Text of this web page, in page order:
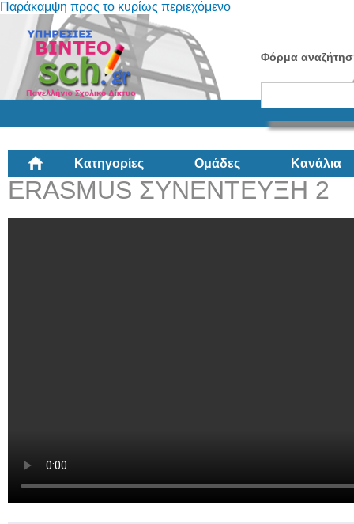
Παράκαμψη προς το κυρίως περιεχόμενο
Φόρμα
Κατηγορίες Ομάδες Κανάλια
ERASMUS ΣΥΝΕΝΤΕΥΞΗ 2